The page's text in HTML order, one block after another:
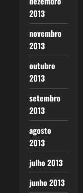
2013
novembro
2013
outubro
2013
setembro
2013
agosto
2013
julho 2013
junho 2013